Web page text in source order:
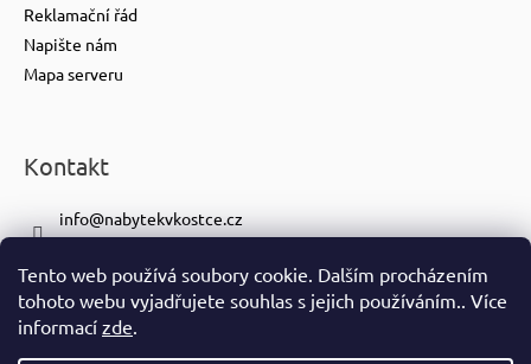
Tento web používá soubory cookie. Dalším procházením
tohoto webu vyjadřujete souhlas s jejich používáním.. Více
informací zde.
Reklamační řád
Napište nám
Mapa serveru
Kontakt
info@nabytekvkostce.cz
+420 601 116 371
https://www.facebook.com/nabytekvkostce.cz/
nabytek_v_kostce